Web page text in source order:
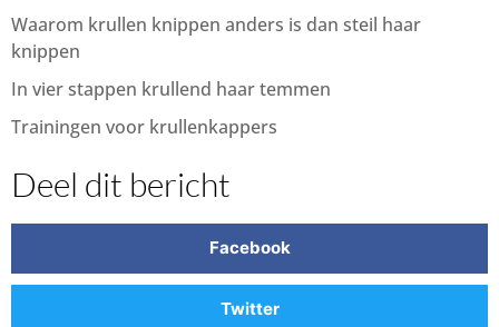
Waarom krullen knippen anders is dan steil haar
knippen
In vier stappen krullend haar temmen
Trainingen voor krullenkappers
Deel dit bericht
Facebook
Twitter